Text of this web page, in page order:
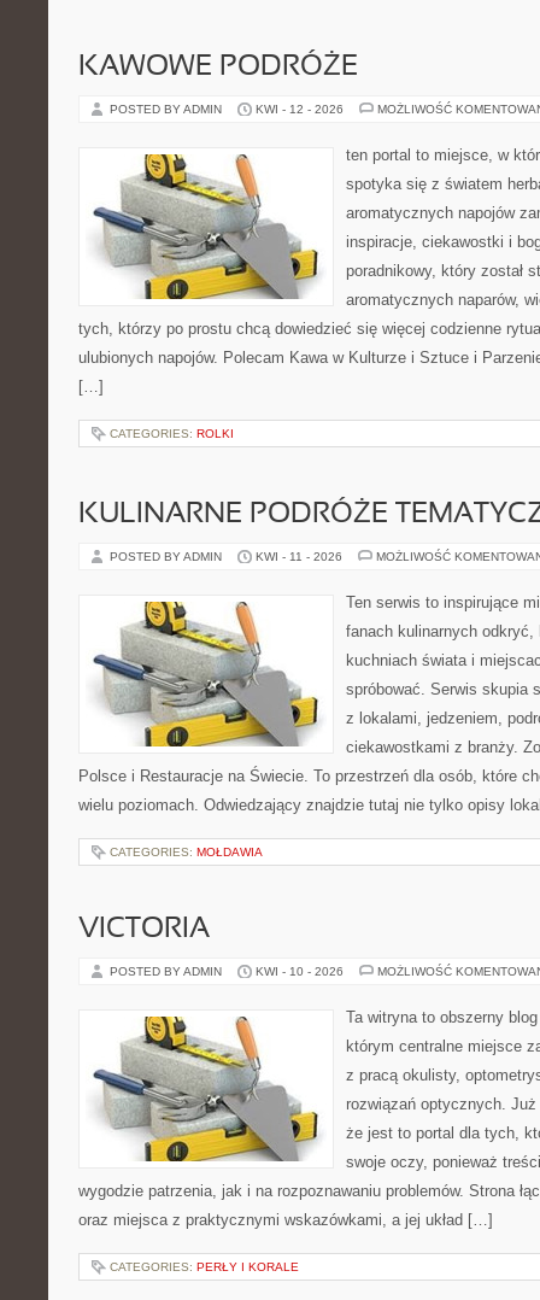
KAWOWE PODRÓŻE
POSTED BY ADMIN KWI - 12 - 2026 MOŻLIWOŚĆ
ten portal to miejsce, w
spotyka się z światem
aromatycznych napojów
inspiracje, ciekawostki i
poradnikowy, który został
aromatycznych naparów,
tych, którzy po prostu chcą dowiedzieć się więcej codzienne
ulubionych napojów. Polecam Kawa w Kulturze i Sztuce i
[…]
CATEGORIES: ROLKI
KULINARNE PODRÓŻE
POSTED BY ADMIN KWI - 11 - 2026 MOŻLIWOŚĆ
Ten serwis to inspirujące
fanach kulinarnych
kuchniach świata i
spróbować. Serwis skupia
z lokalami, jedzeniem,
ciekawostkami z branży.
Polsce i Restauracje na Świecie. To przestrzeń dla osób, które
wielu poziomach. Odwiedzający znajdzie tutaj nie tylko opisy
CATEGORIES: MOŁDAWIA
VICTORIA
POSTED BY ADMIN KWI - 10 - 2026 MOŻLIWOŚĆ
Ta witryna to obszerny
którym centralne miejsce
z pracą okulisty,
rozwiązań optycznych.
że jest to portal dla tych,
swoje oczy, ponieważ
wygodzie patrzenia, jak i na rozpoznawaniu problemów. Strona
oraz miejsca z praktycznymi wskazówkami, a jej układ […]
CATEGORIES: PERŁY I KORALE